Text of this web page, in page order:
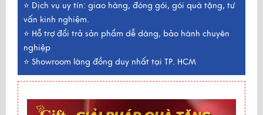
⭐ Dịch vụ uy tín: giao hàng, đóng gói, gói quà tặng, tư
vấn kinh nghiệm.
⭐ Hỗ trợ đổi trả sản phẩm dễ dàng, bảo hành chuyên
nghiệp
⭐ Showroom làng đồng duy nhất tại TP. HCM